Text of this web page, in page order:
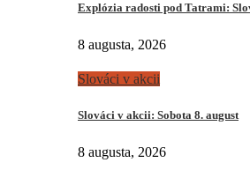
Explózia radosti pod Tatrami:
8 augusta, 2026
Slováci v akcii
Slováci v akcii: Sobota 8. august
8 augusta, 2026